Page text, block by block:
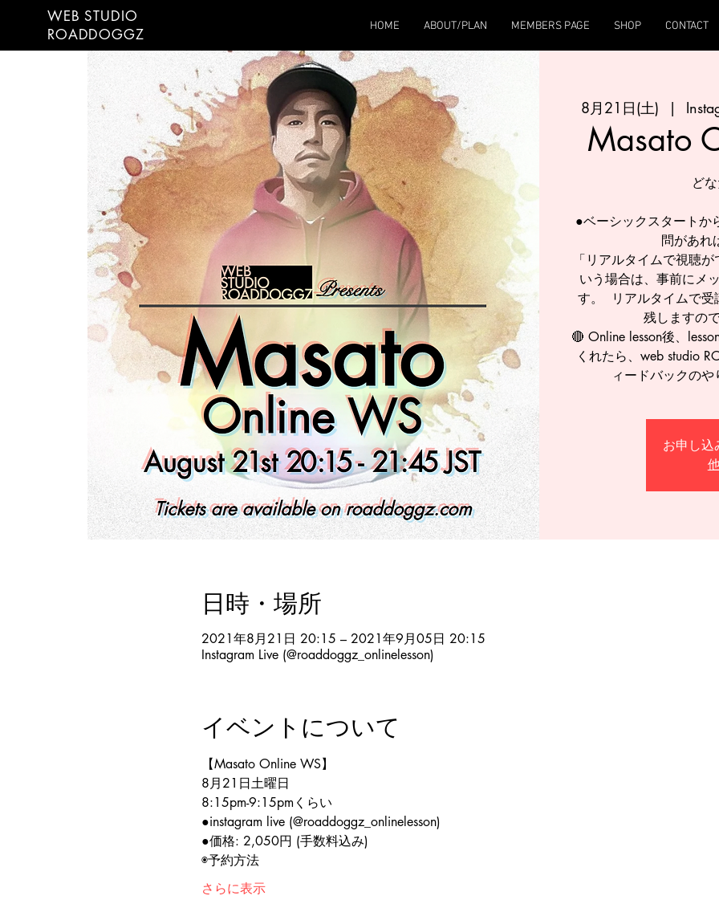
WEB STUDIO
ROADDOGGZ
HOME ABOUT/PLAN MEMBERS PAGE SHOP CONTACT
8月21日(土)
  |
Masato
ど
●ベーシックスタートか
問があれ
「リアルタイムで視聴
いう場合は、事前にメ
す。 リアルタイムで受
残しますの
🔴 Online lesson後、
くれたら、web studio
ィードバックの
お申し込
日時・場所
2021年8月21日 20:15 – 2021年9月05日 20:15
Instagram Live (@roaddoggz_onlinelesson)
イベントについて
【Masato Online WS】
8月21日土曜日
8:15pm-9:15pmくらい
●instagram live (@roaddoggz_onlinelesson)
●価格: 2,050円 (手数料込み)
◉予約方法
さらに表示